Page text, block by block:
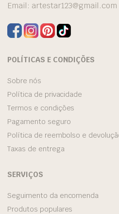
Email: artestar123@gmail.com
POLÍTICAS E CONDIÇÕES
Sobre nós
Política de privacidade
Termos e condições
Pagamento seguro
Política de reembolso e
Taxas de entrega
SERVIÇOS
Seguimento da encomenda
Produtos populares